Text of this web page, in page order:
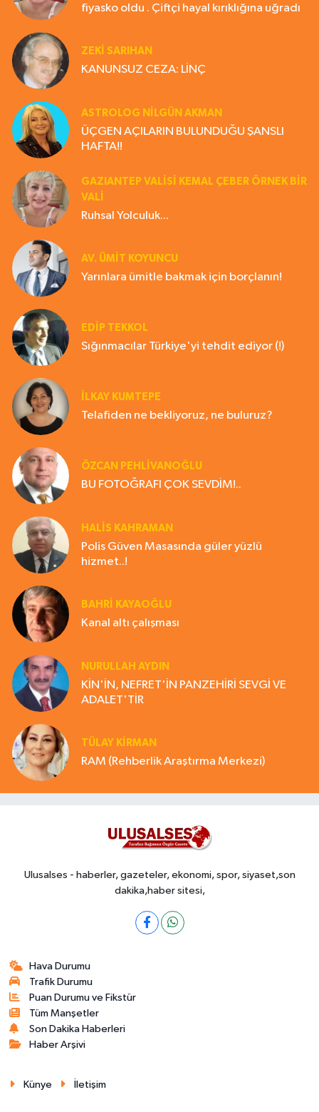
fiyasko oldu . Çiftçi hayal kırıklığına uğradı
ZEKI SARIHAN
KANUNSUZ CEZA: LİNÇ
ASTROLOG NILGÜN AKMAN
ÜÇGEN AÇILARIN BULUNDUĞU ŞANSLI
HAFTA!!
GAZIANTEP VALISI KEMAL ÇEBER ÖRNEK BİR
VALİ
Ruhsal Yolculuk...
AV. ÜMIT KOYUNCU
Yarınlara ümitle bakmak için borçlanın!
EDIP TEKKOL
Sığınmacılar Türkiye'yi tehdit ediyor (!)
İLKAY KUMTEPE
Telafiden ne bekliyoruz, ne buluruz?
ÖZCAN PEHLİVANOĞLU
BU FOTOĞRAFI ÇOK SEVDİM!..
HALIS KAHRAMAN
Polis Güven Masasında güler yüzlü
hizmet..!
BAHRI KAYAOĞLU
Kanal altı çalışması
NURULLAH AYDIN
KİN'İN, NEFRET'İN PANZEHİRİ SEVGİ VE
ADALET'TİR
TÜLAY KİRMAN
RAM (Rehberlik Araştırma Merkezi)
Ulusalses - haberler, gazeteler, ekonomi, spor, siyaset,son
dakika,haber sitesi,
Hava Durumu
Trafik Durumu
Puan Durumu ve Fikstür
Tüm Manşetler
Son Dakika Haberleri
Haber Arşivi
Künye İletişim